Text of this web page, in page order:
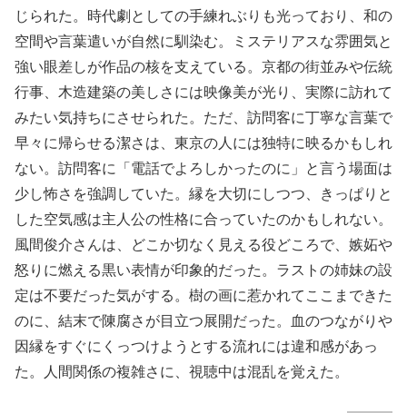
じられた。時代劇としての手練れぶりも光っており、和の
空間や言葉遣いが自然に馴染む。ミステリアスな雰囲気と
強い眼差しが作品の核を支えている。京都の街並みや伝統
行事、木造建築の美しさには映像美が光り、実際に訪れて
みたい気持ちにさせられた。ただ、訪問客に丁寧な言葉で
早々に帰らせる潔さは、東京の人には独特に映るかもしれ
ない。訪問客に「電話でよろしかったのに」と言う場面は
少し怖さを強調していた。縁を大切にしつつ、きっぱりと
した空気感は主人公の性格に合っていたのかもしれない。
風間俊介さんは、どこか切なく見える役どころで、嫉妬や
怒りに燃える黒い表情が印象的だった。ラストの姉妹の設
定は不要だった気がする。樹の画に惹かれてここまできた
のに、結末で陳腐さが目立つ展開だった。血のつながりや
因縁をすぐにくっつけようとする流れには違和感があっ
た。人間関係の複雑さに、視聴中は混乱を覚えた。